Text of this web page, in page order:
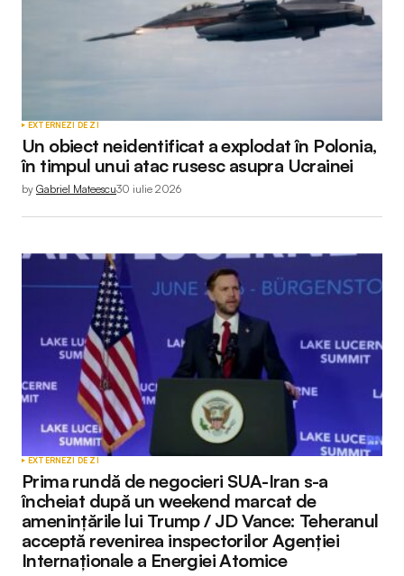
EXTERNEZI DE ZI
Un obiect neidentificat a explodat în Polonia,
în timpul unui atac rusesc asupra Ucrainei
by Gabriel Mateescu30 iulie 2026
EXTERNEZI DE ZI
Prima rundă de negocieri SUA-Iran s-a
încheiat după un weekend marcat de
amenințările lui Trump / JD Vance: Teheranul
acceptă revenirea inspectorilor Agenției
Internaționale a Energiei Atomice